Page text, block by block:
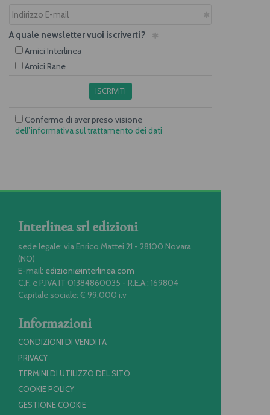
A quale newsletter vuoi iscriverti?
Amici Interlinea
Amici Rane
ISCRIVITI
Confermo di aver preso visione
dell’informativa sul trattamento dei dati
Interlinea srl edizioni
sede legale: via Enrico Mattei 21 - 28100 Novara
(NO)
E-mail: edizioni@interlinea.com
C.F. e P.IVA IT 01384860035 - R.E.A.: 169804
Capitale sociale: € 99.000 i.v
Informazioni
CONDIZIONI DI VENDITA
PRIVACY
TERMINI DI UTILIZZO DEL SITO
COOKIE POLICY
GESTIONE COOKIE